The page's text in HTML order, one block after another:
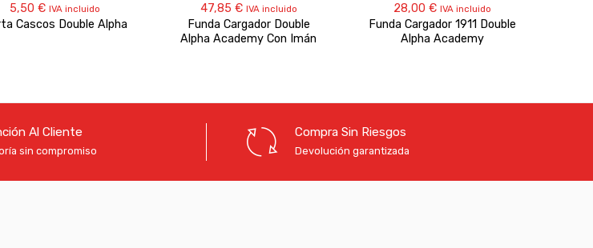
5,50 € IVA incluido
Cascos Double Alpha
47,85 € IVA incluido
Funda Cargador Double
Alpha Academy Con Imán
28,00 € IVA incluido
Funda Cargador 1911 Double
Alpha Academy
Al Cliente
sin compromiso
Compra Sin Riesgos
Devolución garantizada